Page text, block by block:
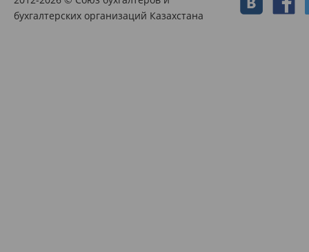
бухгалтерских организаций Казахстана